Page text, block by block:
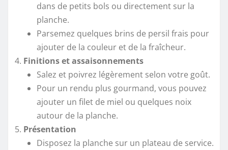
dans de petits bols ou directement sur la
planche.
Parsemez quelques brins de persil frais pour
ajouter de la couleur et de la fraîcheur.
Finitions et assaisonnements
Salez et poivrez légèrement selon votre goût.
Pour un rendu plus gourmand, vous pouvez
ajouter un filet de miel ou quelques noix
autour de la planche.
Présentation
Disposez la planche sur un plateau de service.